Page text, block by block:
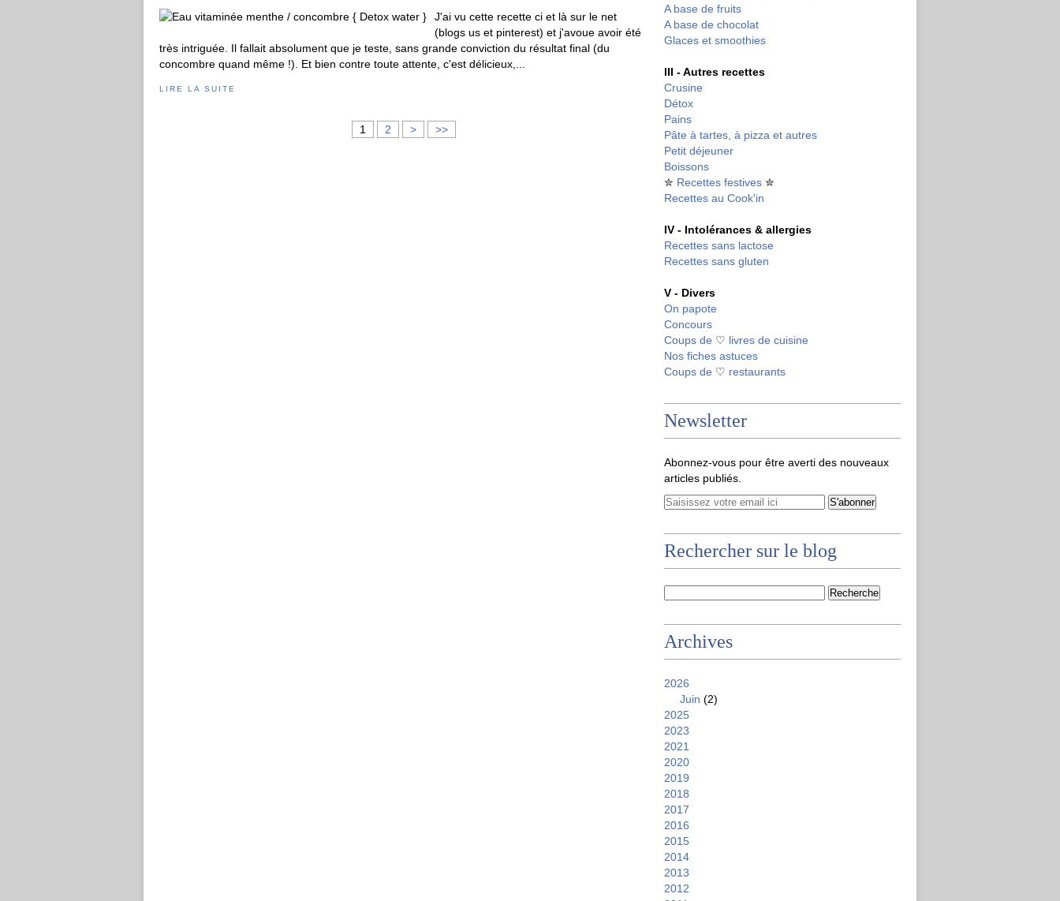
J'ai vu cette recette ci et là sur le net
(blogs us et pinterest) et j'avoue avoir été
très intriguée. Il fallait absolument que je teste, sans grande conviction du résultat final (du
concombre quand même !). Et bien contre toute attente, c'est délicieux,...
LIRE LA SUITE
1 2 > >>
A base de fruits
A base de chocolat
Glaces et smoothies
III - Autres recettes
Crusine
Détox
Pains
Pâte à tartes, à pizza et autres
Petit déjeuner
Boissons
✮ Recettes festives ✮
Recettes au Cook'in
IV - Intolérances & allergies
Recettes sans lactose
Recettes sans gluten
V - Divers
On papote
Concours
Coups de ♡ livres de cuisine
Nos fiches astuces
Coups de ♡ restaurants
Newsletter
Abonnez-vous pour être averti des nouveaux
articles publiés.
Rechercher sur le blog
Archives
2026
Juin (2)
2025
2023
2021
2020
2019
2018
2017
2016
2015
2014
2013
2012